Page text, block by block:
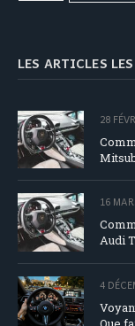
LES ARTICLES
28
16
Audi
4